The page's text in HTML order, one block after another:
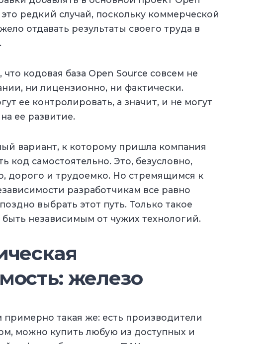
редкий случай, поскольку коммерческой
отдавать результаты своего труда в
что кодовая база Open Source совсем не
ни лицензионно, ни фактически.
ее контролировать, а значит, и не могут
ее развитие.
вариант, к которому пришла компания
код самостоятельно. Это, безусловно,
дорого и трудоемко. Но стремящимся к
разработчикам все равно
выбрать этот путь. Только такое
независимым от чужих технологий.
железо
примерно такая же: есть производители
можно купить любую из доступных и